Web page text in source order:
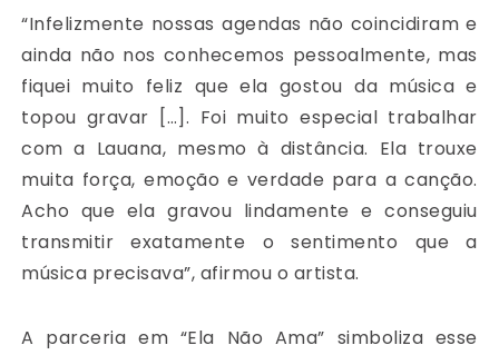
“Infelizmente nossas agendas não coincidiram e
ainda não nos conhecemos pessoalmente, mas
fiquei muito feliz que ela gostou da música e
topou gravar […]. Foi muito especial trabalhar
com a Lauana, mesmo à distância. Ela trouxe
muita força, emoção e verdade para a canção.
Acho que ela gravou lindamente e conseguiu
transmitir exatamente o sentimento que a
música precisava”, afirmou o artista.
A parceria em “Ela Não Ama” simboliza esse